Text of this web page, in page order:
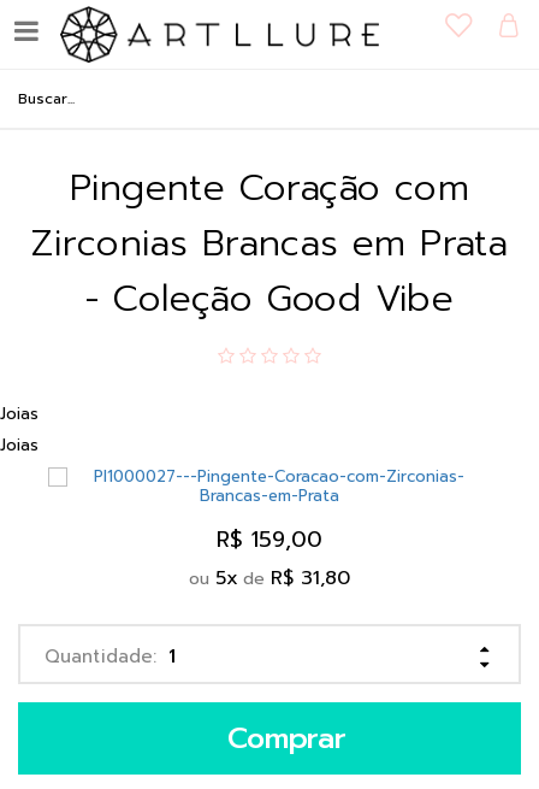
Pingente Coração com
Zirconias Brancas em Prata
- Coleção Good Vibe
Joias
Joias
R$ 159,00
ou 5x de R$ 31,80
Comprar